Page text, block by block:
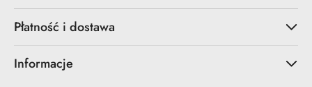
Płatność i dostawa
Informacje